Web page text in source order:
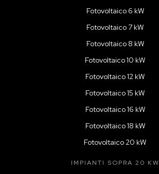
Fotovoltaico 6 kW
Fotovoltaico 7 kW
Fotovoltaico 8 kW
Fotovoltaico 10 kW
Fotovoltaico 12 kW
Fotovoltaico 15 kW
Fotovoltaico 16 kW
Fotovoltaico 18 kW
Fotovoltaico 20 kW
IMPIANTI SOPRA 20 KW